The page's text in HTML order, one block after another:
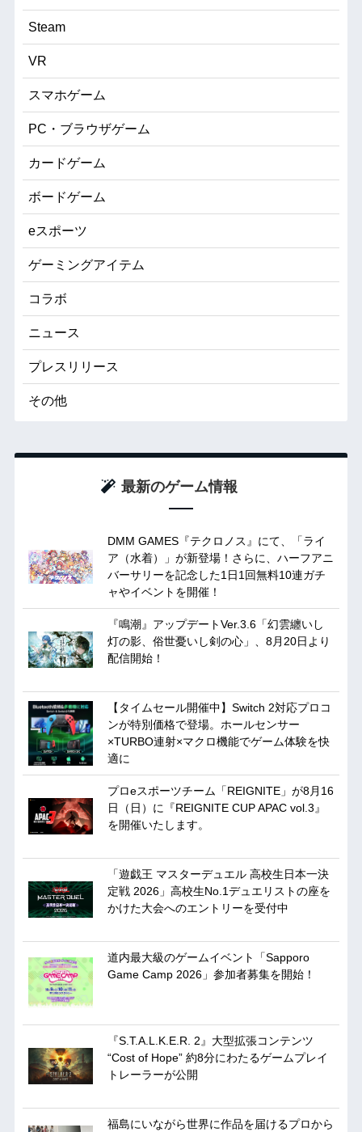
Steam
VR
スマホゲーム
PC・ブラウザゲーム
カードゲーム
ボードゲーム
eスポーツ
ゲーミングアイテム
コラボ
ニュース
プレスリリース
その他
最新のゲーム情報
DMM GAMES『テクロノス』にて、「ライ
ア（水着）」が新登場！さらに、ハーフアニ
バーサリーを記念した1日1回無料10連ガチ
ャやイベントを開催！
『鳴潮』アップデートVer.3.6「幻雲纏いし
灯の影、俗世憂いし剣の心」、8月20日より
配信開始！
【タイムセール開催中】Switch 2対応プロコ
ンが特別価格で登場。ホールセンサー
×TURBO連射×マクロ機能でゲーム体験を快
適に
プロeスポーツチーム「REIGNITE」が8月16
日（日）に『REIGNITE CUP APAC vol.3』
を開催いたします。
「遊戯王 マスターデュエル 高校生日本一決
定戦 2026」高校生No.1デュエリストの座を
かけた大会へのエントリーを受付中
道内最大級のゲームイベント「Sapporo
Game Camp 2026」参加者募集を開始！
『S.T.A.L.K.E.R. 2』大型拡張コンテンツ
“Cost of Hope” 約8分にわたるゲームプレイ
トレーラーが公開
福島にいながら世界に作品を届けるプロから